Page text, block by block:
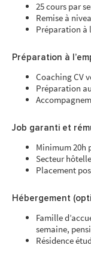
25 cours par
Remise à
Préparation à
Préparation à
Coaching CV
Préparation
Job garanti et
Minimum 20h
Secteur
Placement
Hébergement
Famille
semaine,
Résidence